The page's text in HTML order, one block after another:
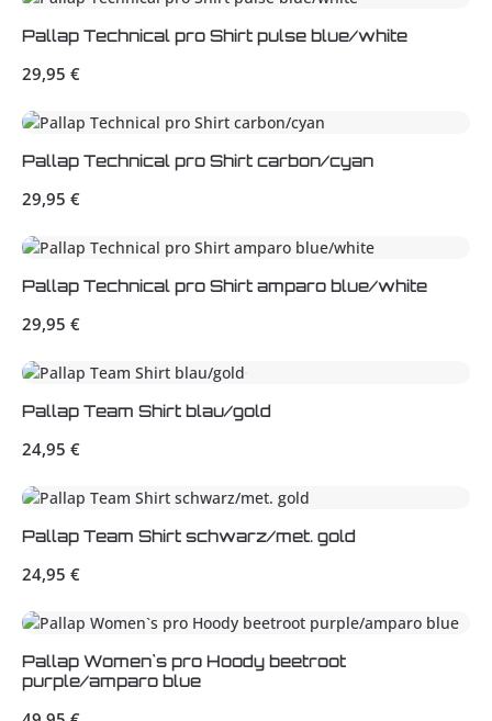
Pallap Technical pro Shirt pulse blue/white
Regulärer Preis:
29,95 €
Pallap Technical pro Shirt carbon/cyan
Regulärer Preis:
29,95 €
Pallap Technical pro Shirt amparo blue/white
Regulärer Preis:
29,95 €
Pallap Team Shirt blau/gold
Regulärer Preis:
24,95 €
Pallap Team Shirt schwarz/met. gold
Regulärer Preis:
24,95 €
Pallap Women`s pro Hoody beetroot
purple/amparo blue
Regulärer Preis: